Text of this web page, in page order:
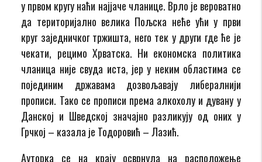
у првом кругу наћи најјаче чланице. Врло је вероватно
да територијално велика Пољска неће ући у први
круг заједничког тржишта, него тек у други где ће је
чекати, рецимо Хрватска. Ни економска политика
чланица није свуда иста, јер у неким областима се
појединим државама дозвољавају либералнији
прописи. Тако се прописи према алкохолу и дувану у
Данској и Шведској значајно разликују од оних у
Грчкој – казала је Тодоровић – Лазић.
Ауторка се на крају осврнула на расположење